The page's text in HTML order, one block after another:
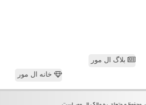
بلاگ ال مور
خانه ال مور